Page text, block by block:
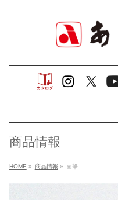
商品情報
HOME » 商品情報 » 画筆